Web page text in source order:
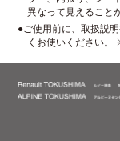
異なって見えること
●ご使用前に、取扱説
くお使いください。